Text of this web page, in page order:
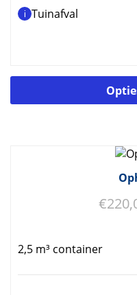
i Tuinafval
€
2,5 m³ container